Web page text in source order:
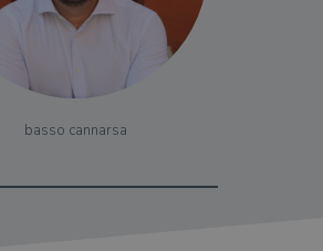
basso cannarsa